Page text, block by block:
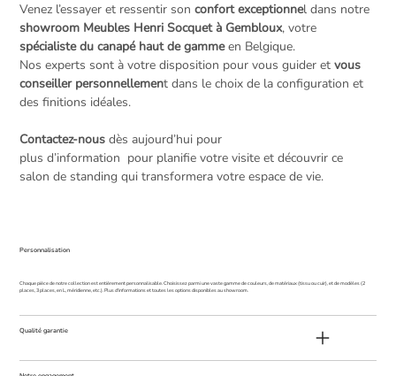
Venez l’essayer et ressentir sonconfort exceptionnel dans notre
showroom Meubles Henri Socquet à Gembloux, votre
spécialiste du canapé haut de gammeen Belgique.
Nos experts sont à votre disposition pour vous guider etvous
conseiller personnellement dans le choix de la configuration et
des finitions idéales.
Contactez-nousdès aujourd’hui pour
plus d’information pour planifie votre visite et découvrir ce
salon de standing qui transformera votre espace de vie.
Personnalisation
Chaque pièce de notre collection est entièrement personnalisable. Choisissez parmi une vaste gamme de couleurs, de matériaux (tissu ou cuir), et de modèles (2
places, 3 places, en L, méridienne, etc.). Plus d'informations et toutes les options disponibles au showroom.
Qualité garantie